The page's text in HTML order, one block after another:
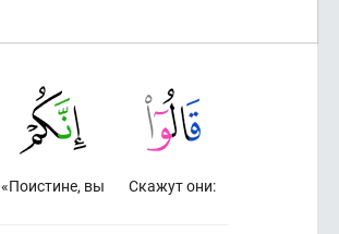
Скажут они:
«Поистине, вы